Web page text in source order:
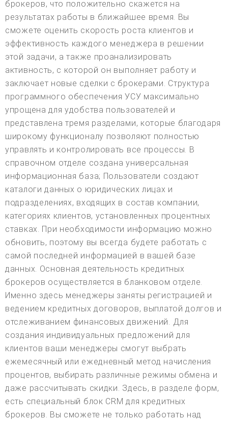
брокеров, что положительно скажется на
результатах работы в ближайшее время. Вы
сможете оценить скорость роста клиентов и
эффективность каждого менеджера в решении
этой задачи, а также проанализировать
активность, с которой он выполняет работу и
заключает новые сделки с брокерами. Структура
программного обеспечения УСУ максимально
упрощена для удобства пользователей и
представлена тремя разделами, которые благодаря
широкому функционалу позволяют полностью
управлять и контролировать все процессы. В
справочном отделе создана универсальная
информационная база; Пользователи создают
каталоги данных о юридических лицах и
подразделениях, входящих в состав компании,
категориях клиентов, установленных процентных
ставках. При необходимости информацию можно
обновить, поэтому вы всегда будете работать с
самой последней информацией в вашей базе
данных. Основная деятельность кредитных
брокеров осуществляется в бланковом отделе.
Именно здесь менеджеры заняты регистрацией и
ведением кредитных договоров, выплатой долгов и
отслеживанием финансовых движений. Для
создания индивидуальных предложений для
клиентов ваши менеджеры смогут выбрать
ежемесячный или ежедневный метод начисления
процентов, выбирать различные режимы обмена и
даже рассчитывать скидки. Здесь, в разделе форм,
есть специальный блок CRM для кредитных
брокеров. Вы сможете не только работать над